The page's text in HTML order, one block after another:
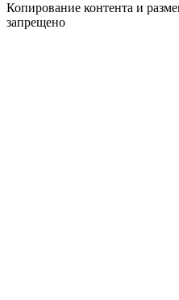
Копирование контента и
запрещено